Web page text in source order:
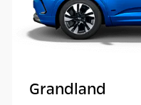
Grandland